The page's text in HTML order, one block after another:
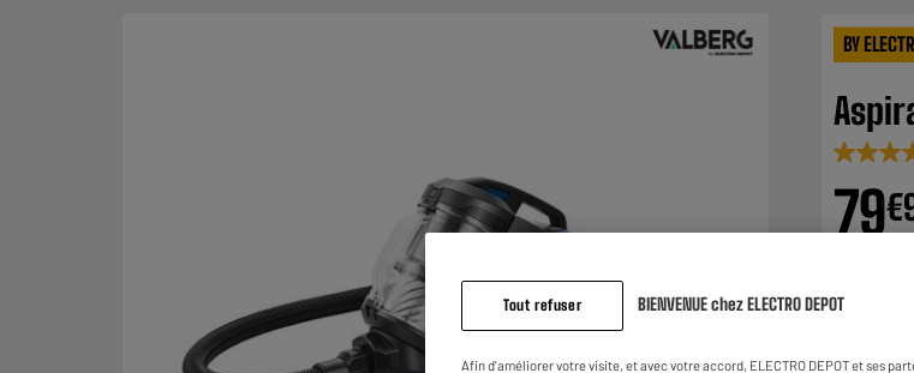
BY
79€
Tout refuser BIENVENUE chez ELECTRO DEPOT
Afin d'améliorer votre visite, et avec votre accord, ELECTRO DEPOT et ses